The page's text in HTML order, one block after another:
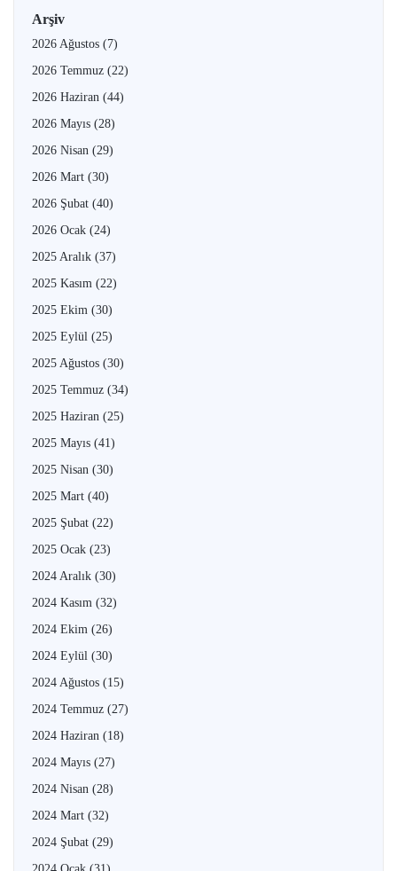
Arşiv
2026 Ağustos (7)
2026 Temmuz (22)
2026 Haziran (44)
2026 Mayıs (28)
2026 Nisan (29)
2026 Mart (30)
2026 Şubat (40)
2026 Ocak (24)
2025 Aralık (37)
2025 Kasım (22)
2025 Ekim (30)
2025 Eylül (25)
2025 Ağustos (30)
2025 Temmuz (34)
2025 Haziran (25)
2025 Mayıs (41)
2025 Nisan (30)
2025 Mart (40)
2025 Şubat (22)
2025 Ocak (23)
2024 Aralık (30)
2024 Kasım (32)
2024 Ekim (26)
2024 Eylül (30)
2024 Ağustos (15)
2024 Temmuz (27)
2024 Haziran (18)
2024 Mayıs (27)
2024 Nisan (28)
2024 Mart (32)
2024 Şubat (29)